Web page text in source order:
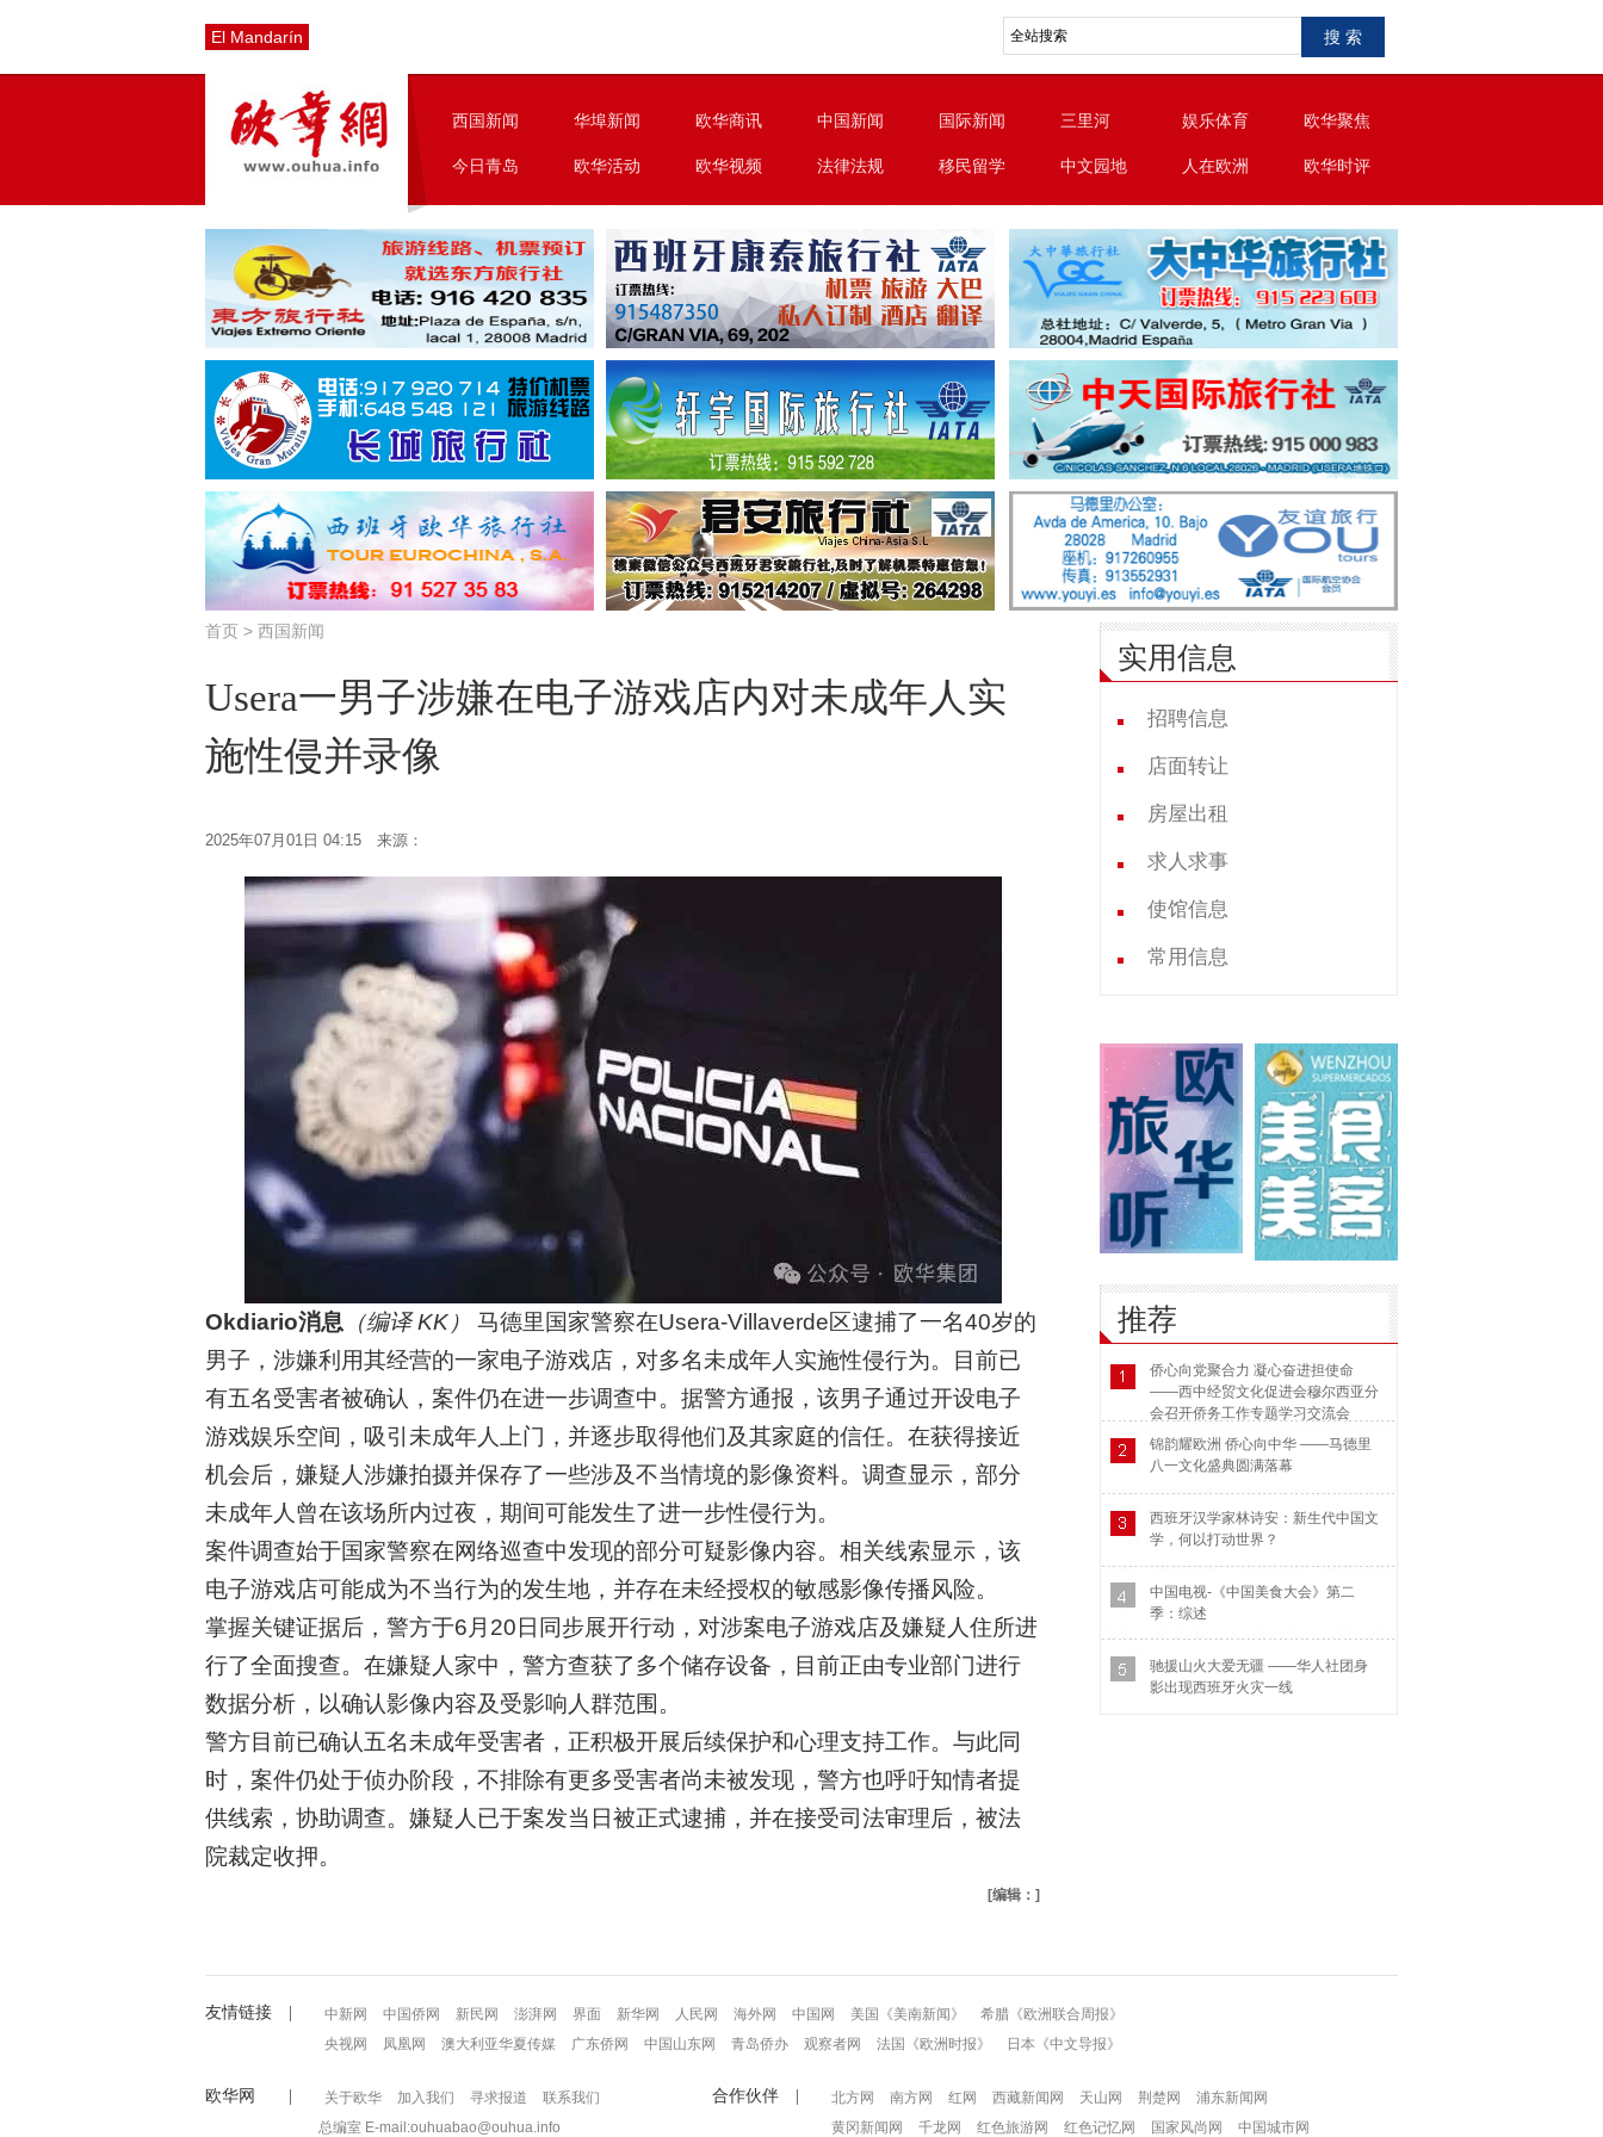
El Mandarín 搜 索
西国新闻 华埠新闻 欧华商讯 中国新闻 国际新闻 三里河 娱乐体育 欧华聚焦
今日青岛 欧华活动 欧华视频 法律法规 移民留学 中文园地 人在欧洲 欧华时评
首页 > 西国新闻
Usera一男子涉嫌在电子游戏店内对未成年人实
施性侵并录像
2025年07月01日 04:15 来源：
Okdiario消息 （编译 KK）
马德里国家警察在Usera-Villaverde区逮捕了一名40岁的
男子，涉嫌利用其经营的一家电子游戏店，对多名未成年人实施性侵行为。目前已
有五名受害者被确认，案件仍在进一步调查中。 据警方通报，该男子通过开设电子
游戏娱乐空间，吸引未成年人上门，并逐步取得他们及其家庭的信任。在获得接近
机会后，嫌疑人涉嫌拍摄并保存了一些涉及不当情境的影像资料。调查显示，部分
未成年人曾在该场所内过夜，期间可能发生了进一步性侵行为。
案件调查始于国家警察在网络巡查中发现的部分可疑影像内容。相关线索显示，该
电子游戏店可能成为不当行为的发生地，并存在未经授权的敏感影像传播风险。
掌握关键证据后，警方于6月20日同步展开行动，对涉案电子游戏店及嫌疑人住所进
行了全面搜查。在嫌疑人家中，警方查获了多个储存设备，目前正由专业部门进行
数据分析，以确认影像内容及受影响人群范围。
警方目前已确认五名未成年受害者，正积极开展后续保护和心理支持工作。与此同
时，案件仍处于侦办阶段，不排除有更多受害者尚未被发现，警方也呼吁知情者提
供线索，协助调查。嫌疑人已于案发当日被正式逮捕，并在接受司法审理后，被法
院裁定收押。
[编辑：]
实用信息
招聘信息
店面转让
房屋出租
求人求事
使馆信息
常用信息
推荐
侨心向党聚合力 凝心奋进担使命
——西中经贸文化促进会穆尔西亚分
会召开侨务工作专题学习交流会
锦韵耀欧洲 侨心向中华 ——马德里
八一文化盛典圆满落幕
西班牙汉学家林诗安：新生代中国文
学，何以打动世界？
中国电视-《中国美食大会》第二
季：综述
驰援山火大爱无疆 ——华人社团身
影出现西班牙火灾一线
友情链接 | 中新网 中国侨网 新民网 澎湃网 界面 新华网 人民网 海外网 中国网 美国《美南新闻》
希腊《欧洲联合周报》
央视网
凤凰网 澳大利亚华夏传媒 广东侨网 中国山东网 青岛侨办 观察者网 法国《欧洲时报》 日本《中文导报》
欧华网 | 关于欧华 加入我们 寻求报道
联系我们
总编室 E-mail:ouhuabao@ouhua.info
合作伙伴 | 北方网 南方网 红网 西藏新闻网 天山网 荆楚网
浦东新闻网
黄冈新闻网
千龙网 红色旅游网 红色记忆网 国家风尚网 中国城市网